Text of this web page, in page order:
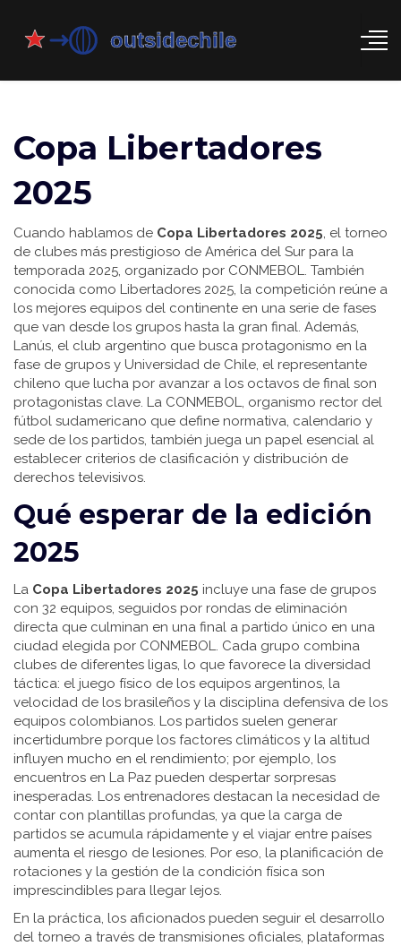
Copa Libertadores
2025
Cuando hablamos de Copa Libertadores 2025, el torneo
de clubes más prestigioso de América del Sur para la
temporada 2025, organizado por CONMEBOL. También
conocida como Libertadores 2025, la competición reúne a
los mejores equipos del continente en una serie de fases
que van desde los grupos hasta la gran final. Además,
Lanús, el club argentino que busca protagonismo en la
fase de grupos y Universidad de Chile, el representante
chileno que lucha por avanzar a los octavos de final son
protagonistas clave. La CONMEBOL, organismo rector del
fútbol sudamericano que define normativa, calendario y
sede de los partidos, también juega un papel esencial al
establecer criterios de clasificación y distribución de
derechos televisivos.
Qué esperar de la edición
2025
La Copa Libertadores 2025 incluye una fase de grupos
con 32 equipos, seguidos por rondas de eliminación
directa que culminan en una final a partido único en una
ciudad elegida por CONMEBOL. Cada grupo combina
clubes de diferentes ligas, lo que favorece la diversidad
táctica: el juego físico de los equipos argentinos, la
velocidad de los brasileños y la disciplina defensiva de los
equipos colombianos. Los partidos suelen generar
incertidumbre porque los factores climáticos y la altitud
influyen mucho en el rendimiento; por ejemplo, los
encuentros en La Paz pueden despertar sorpresas
inesperadas. Los entrenadores destacan la necesidad de
contar con plantillas profundas, ya que la carga de
partidos se acumula rápidamente y el viajar entre países
aumenta el riesgo de lesiones. Por eso, la planificación de
rotaciones y la gestión de la condición física son
imprescindibles para llegar lejos.
En la práctica, los aficionados pueden seguir el desarrollo
del torneo a través de transmisiones oficiales, plataformas